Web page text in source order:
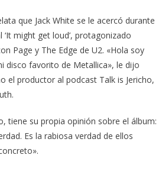
que Jack White se le acercó durante
might get loud’, protagonizado
Page y The Edge de U2. «Hola soy
disco favorito de Metallica», le dijo
el productor al podcast Talk is Jericho,
tiene su propia opinión sobre el álbum:
Es la rabiosa verdad de ellos